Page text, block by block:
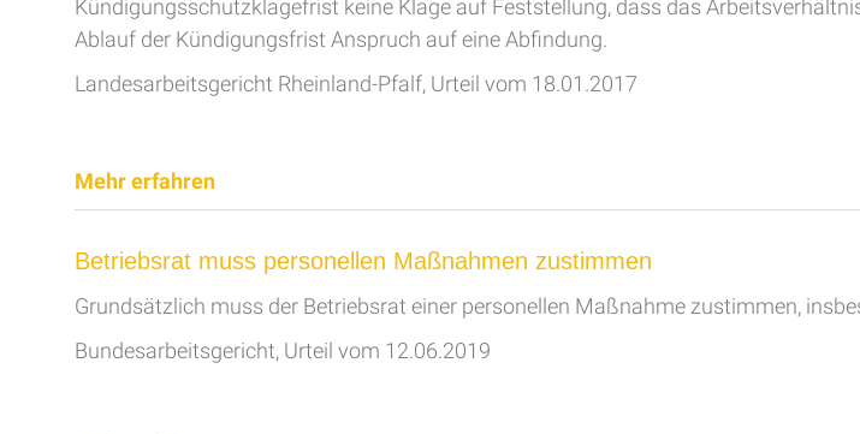
Kündigungsschutzklagefrist keine Klage auf Feststellung, dass das
Ablauf der Kündigungsfrist Anspruch auf eine Abfindung.
Landesarbeitsgericht Rheinland-Pfalf, Urteil vom 18.01.2017
Mehr erfahren
Betriebsrat muss personellen Maßnahmen zustimmen
Grundsätzlich muss der Betriebsrat einer personellen Maßnahme zustimmen,
Bundesarbeitsgericht, Urteil vom 12.06.2019